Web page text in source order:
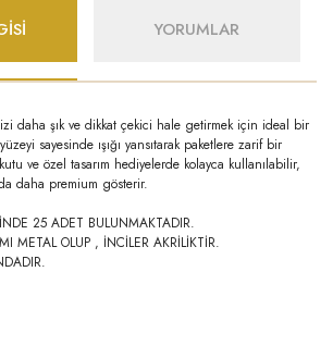
YORUMLAR
daha şık ve dikkat çekici hale getirmek için ideal bir
sayesinde ışığı yansıtarak paketlere zarif bir
ve özel tasarım hediyelerde kolayca kullanılabilir,
daha premium gösterir.
25 ADET BULUNMAKTADIR.
METAL OLUP , İNCİLER AKRİLİKTİR.